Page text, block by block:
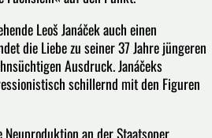
Leoš Janáček auch einen
die Liebe zu seiner 37 Jahre jüngeren
Ausdruck. Janáčeks
schillernd mit den Figuren
an der Staatsoper